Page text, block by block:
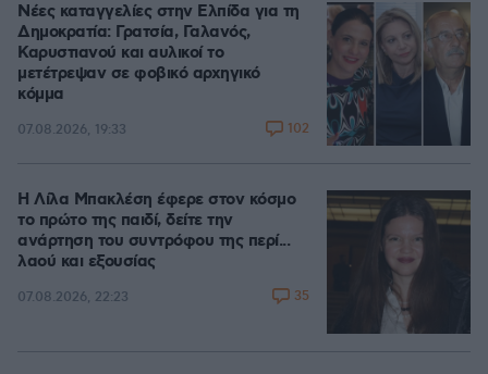
Νέες καταγγελίες στην Ελπίδα για τη
Δημοκρατία: Γρατσία, Γαλανός,
Καρυστιανού και αυλικοί το
μετέτρεψαν σε φοβικό αρχηγικό
κόμμα
07.08.2026, 19:33 102
Η Λίλα Μπακλέση έφερε στον κόσμο
το πρώτο της παιδί, δείτε την
ανάρτηση του συντρόφου της περί...
λαού και εξουσίας
07.08.2026, 22:23 35